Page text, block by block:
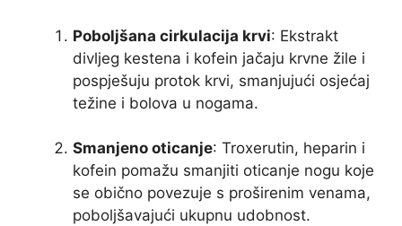
Poboljšana cirkulacija krvi: Ekstrakt
divljeg kestena i kofein jačaju krvne žile i
pospješuju protok krvi, smanjujući osjećaj
težine i bolova u nogama.
Smanjeno oticanje: Troxerutin, heparin i
kofein pomažu smanjiti oticanje nogu koje
se obično povezuje s proširenim venama,
poboljšavajući ukupnu udobnost.